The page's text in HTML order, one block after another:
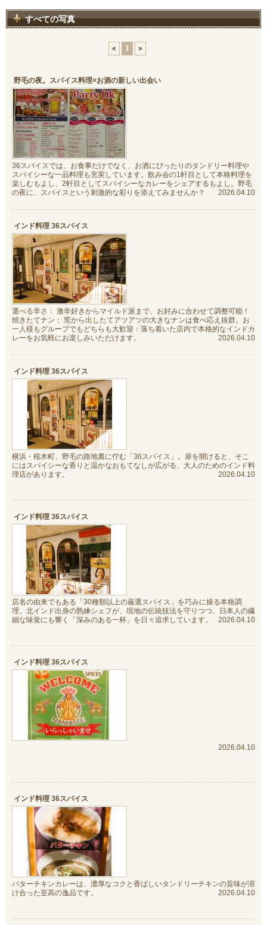
すべての写真
« 1 »
野毛の夜。スパイス料理×お酒の新しい出会い
36スパイスでは、お食事だけでなく、お酒にぴったりのタンドリー料理や
スパイシーな一品料理も充実しています。飲み会の1軒目として本格料理を
楽しむもよし、2軒目としてスパイシーなカレーをシェアするもよし。野毛
の夜に、スパイスという刺激的な彩りを添えてみませんか？
2026.04.10
インド料理 36スパイス
選べる辛さ： 激辛好きからマイルド派まで、お好みに合わせて調整可能！
焼きたてナン： 窯から出したてアツアツの大きなナンは食べ応え抜群。お
一人様もグループでもどちらも大歓迎：落ち着いた店内で本格的なインドカ
レーをお気軽にお楽しみいただけます。
2026.04.10
インド料理 36スパイス
横浜・桜木町、野毛の路地裏に佇む「36スパイス」。扉を開けると、そこ
にはスパイシーな香りと温かなおもてなしが広がる、大人のためのインド料
理店があります。
2026.04.10
インド料理 36スパイス
店名の由来でもある「30種類以上の厳選スパイス」を巧みに操る本格調
理。北インド出身の熟練シェフが、現地の伝統技法を守りつつ、日本人の繊
細な味覚にも響く「深みのある一杯」を日々追求しています。
2026.04.10
インド料理 36スパイス
2026.04.10
インド料理 36スパイス
バターチキンカレーは、濃厚なコクと香ばしいタンドリーチキンの旨味が溶
け合った至高の逸品です。
2026.04.10